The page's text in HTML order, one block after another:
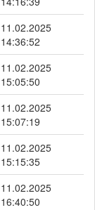
11.02.2025
14:36:52
11.02.2025
15:05:50
11.02.2025
15:07:19
11.02.2025
15:15:35
11.02.2025
16:40:50